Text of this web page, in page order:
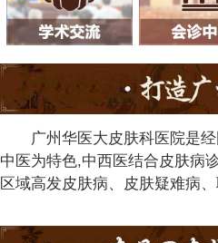
广州华医大皮肤科医院是
中医为特色,中西医结合皮肤病
区域高发皮肤病、皮肤疑难病、